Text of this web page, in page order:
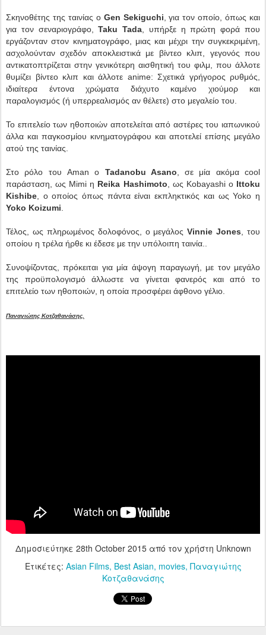
Σκηνοθέτης της ταινίας ο Gen Sekiguchi , για τον οποίο, όπως και
για τον σεναριογράφο,Taku Tada , υπήρξε η πρώτη φορά που
εργάζονταν στον κινηματογράφο, μιας και μέχρι την συγκεκριμένη,
ασχολούνταν σχεδόν αποκλειστικά με βίντεο κλιπ, γεγονός που
αντικατοπτρίζεται στην γενικότερη αισθητική του φιλμ, που άλλοτε
θυμίζει βίντεο κλιπ και άλλοτε anime: Σχετικά γρήγορος ρυθμός,
ιδιαίτερα έντονα χρώματα διάχυτο καμένο χιούμορ και
παραλογισμός (ή υπερρεαλισμός αν θέλετε) στο μεγαλείο του.
Το επιτελείο των ηθοποιών αποτελείται από αστέρες του ιαπωνικού
άλλα και παγκοσμίου κινηματογράφου και αποτελεί επίσης μεγάλο
ατού της ταινίας.
Στο ρόλο του Aman o Tadanobu Asano , σε μία ακόμα cool
παράσταση, ως Mimi η Reika Hashimoto , ως Kobayashi ο Ittoku
Kishibe , ο οποίος όπως πάντα είναι εκπληκτικός και ως Yoko η
Yoko Koizumi
Τέλος, ως πληρωμένος δολοφόνος, ο μεγάλοςVinnie Jones , του
οποίου η τρέλα ήρθε κι έδεσε με την υπόλοιπη ταινία..
Συνοψίζοντας, πρόκειται για μία άψογη παραγωγή, με τον μεγάλο
της προϋπολογισμό άλλωστε να γίνεται φανερός και από το
επιτελείο των ηθοποιών, η οποία προσφέρει άφθονο γέλιο.
Παναγιώτης Κοτζαθανάσης.
Δημοσιεύτηκε 28th October 2015από τον χρήστη Unknown
Ετικέτες: Asian Films Best Asian movies Παναγιώτης
Κοτζαθανάσης